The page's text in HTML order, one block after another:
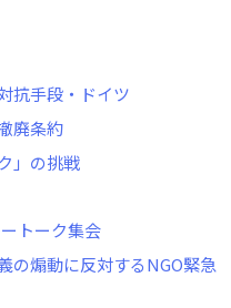
抗手段・ドイツ
廃条約
」の挑戦
トーク集会
の煽動に反対するNGO緊急